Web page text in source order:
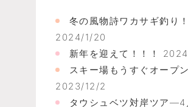
冬の風物詩ワカサギ釣り！
2024/1/20
新年を迎えて！！！
スキー場もうすぐオープン
2023/12/2
タウシュベツ対岸ツア―4